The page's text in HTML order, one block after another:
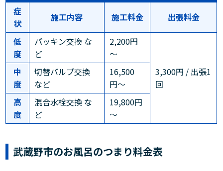
症
状
施工内容 施工料金 出張料金
低
度
パッキン交換 な
ど
2,200円
～
3,300円 / 出張1
回
中
度
切替バルブ交換
など
16,500
円〜
高
度
混合水栓交換 な
ど
19,800円
～
武蔵野市のお風呂のつまり料金表